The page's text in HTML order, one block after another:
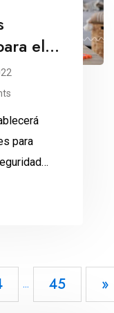
el
para
... 45 »